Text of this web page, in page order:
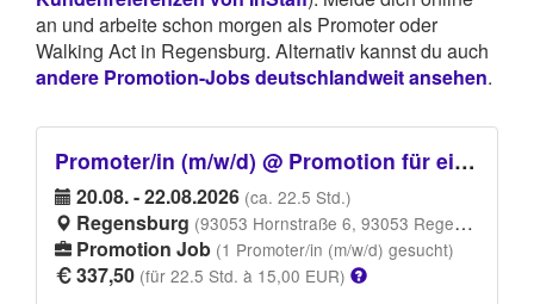
an und arbeite schon morgen als Promoter oder
Walking Act in Regensburg. Alternativ kannst du auch
andere Promotion-Jobs deutschlandweit ansehen.
Promoter/in (m/w/d) @ Promotion für eine Kundenapp mit Anbindung an die Bonuskarte
20.08. - 22.08.2026 (ca. 22.5 Std.)
Regensburg (93053 Hornstraße 6, 93053 Regensburg)
Promotion Job (1 Promoter/in (m/w/d) gesucht)
337,50 (für 22.5 Std. à 15,00 EUR)